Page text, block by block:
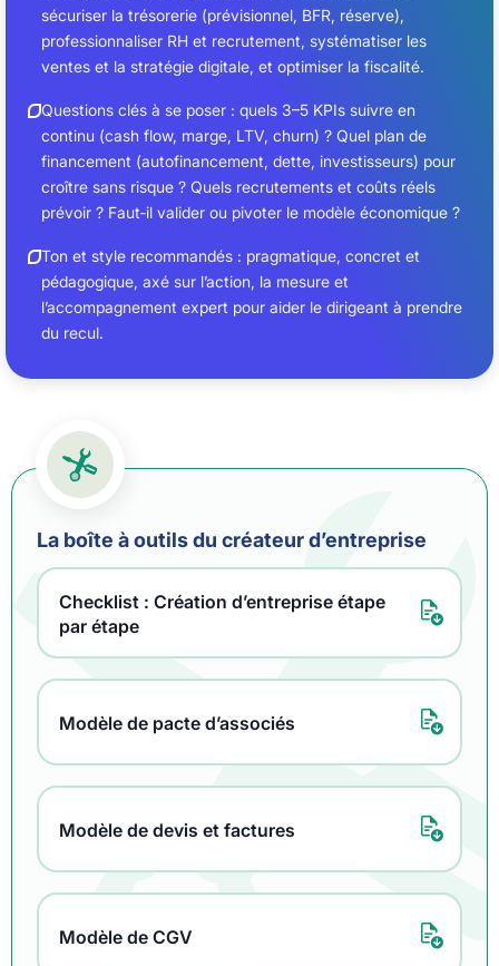
sécuriser la trésorerie (prévisionnel, BFR, réserve),
professionnaliser RH et recrutement, systématiser les
ventes et la stratégie digitale, et optimiser la fiscalité.
Questions clés à se poser : quels 3–5 KPIs suivre en
continu (cash flow, marge, LTV, churn) ? Quel plan de
financement (autofinancement, dette, investisseurs) pour
croître sans risque ? Quels recrutements et coûts réels
prévoir ? Faut‑il valider ou pivoter le modèle économique ?
Ton et style recommandés : pragmatique, concret et
pédagogique, axé sur l’action, la mesure et
l’accompagnement expert pour aider le dirigeant à prendre
du recul.
La boîte à outils du créateur d’entreprise
Checklist : Création d’entreprise étape
par étape
Modèle de pacte d’associés
Modèle de devis et factures
Modèle de CGV